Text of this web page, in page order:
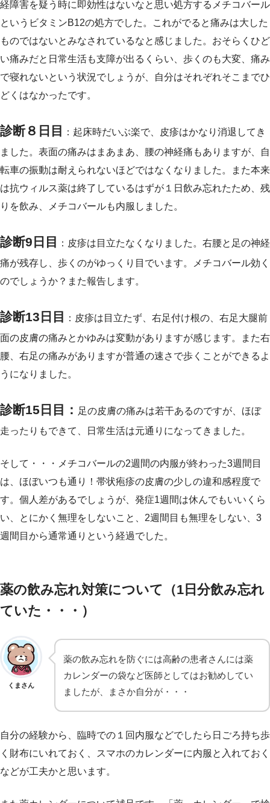
経障害を疑う時に即効性はないなと思い処方するメチコバール
というビタミンB12の処方でした。これがでると痛みは大した
ものではないとみなされているなと感じました。おそらくひど
い痛みだと日常生活も支障が出るくらい、歩くのも大変、痛み
で寝れないという状況でしょうが、自分はそれぞれそこまでひ
どくはなかったです。
診断８日目
：起床時だいぶ楽で、皮疹はかなり消退してき
ました。表面の痛みはまあまあ、腰の神経痛もありますが、自
転車の振動は耐えられないほどではなくなりました。また本来
は抗ウィルス薬は終了しているはずが１日飲み忘れたため、残
りを飲み、メチコバールも内服しました。
診断9日目
：皮疹は目立たなくなりました。右腰と足の神経
痛が残存し、歩くのがゆっくり目でいます。メチコバール効く
のでしょうか？また報告します。
診断13日目
：皮疹は目立たず、右足付け根の、右足大腿前
面の皮膚の痛みとかゆみは変動がありますが感じます。また右
腰、右足の痛みがありますが普通の速さで歩くことができるよ
うになりました。
診断15日目： 足の皮膚の痛みは若干あるのですが、ほぼ
走ったりもできて、日常生活は元通りになってきました。
そして・・・メチコバールの2週間の内服が終わった3週間目
は、ほぼいつも通り！帯状疱疹の皮膚の少しの違和感程度で
す。個人差があるでしょうが、発症1週間は休んでもいいくら
い、とにかく無理をしないこと、2週間目も無理をしない、3
週間目から通常通りという経過でした。
薬の飲み忘れ対策について（1日分飲み忘れ
ていた・・・）
くまさん
薬の飲み忘れを防ぐには高齢の患者さんには薬
カレンダーの袋など医師としてはお勧めしてい
ましたが、まさか自分が・・・
自分の経験から、臨時での１回内服などでしたら日ごろ持ち歩
く財布にいれておく、スマホのカレンダーに内服と入れておく
などが工夫かと思います。